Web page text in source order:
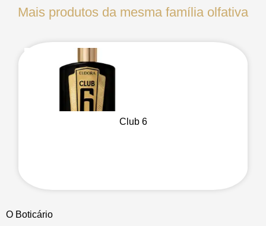
Mais produtos da mesma família olfativa
Club 6
O Boticário